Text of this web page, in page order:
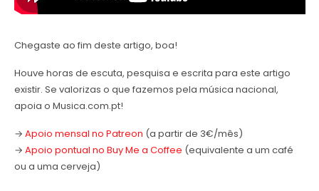
Chegaste ao fim deste artigo, boa!
Houve horas de escuta, pesquisa e escrita para este artigo
existir. Se valorizas o que fazemos pela música nacional,
apoia o Musica.com.pt!
→ Apoio mensal no Patreon (a partir de 3€/mês)
→ Apoio pontual no Buy Me a Coffee (equivalente a um café
ou a uma cerveja)